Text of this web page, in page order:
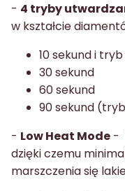
- 4 tryby
w kształcie
10 sekund i
30 sekund
60 sekund
90 sekund
- Low Heat Mode -
dzięki czemu
marszczenia się